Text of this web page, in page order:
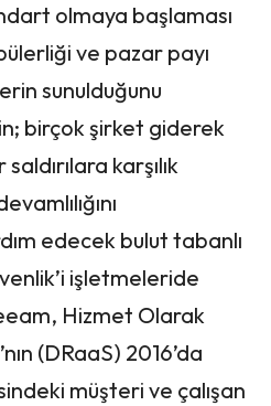
olmaya başlaması
ve pazar payı
sunulduğunu
birçok şirket giderek
karşılık
edecek bulut tabanlı
işletmeleride
Hizmet Olarak
(DRaaS) 2016’da
müşteri ve çalışan